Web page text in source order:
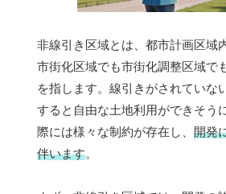
非線引き区域とは、都市計画区域
市街化区域でも市街化調整区域で
を指します。線引きがされていな
すると自由な土地利用ができそう
際には様々な制約が存在し、 開発
伴います。